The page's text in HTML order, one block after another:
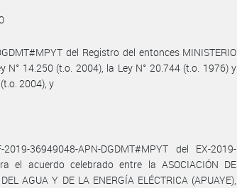
del Registro del entonces MINISTERIO
N° 14.250 (t.o. 2004), la Ley N° 20.744 (t.o. 1976) y
2004), y
36949048-APN-DGDMT#MPYT del EX-2019-
el acuerdo celebrado entre la ASOCIACIÓN DE
AGUA Y DE LA ENERGÍA ELÉCTRICA (APUAYE),